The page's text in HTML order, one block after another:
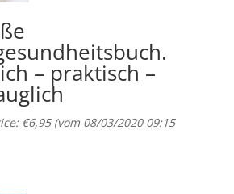
– praktisch –
€6,95(vom 08/03/2020 09:15